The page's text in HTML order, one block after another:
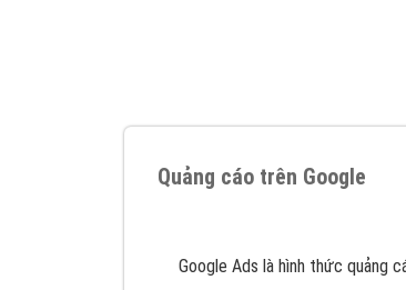
Quảng cáo trên Google
Google Ads là hình thức quảng